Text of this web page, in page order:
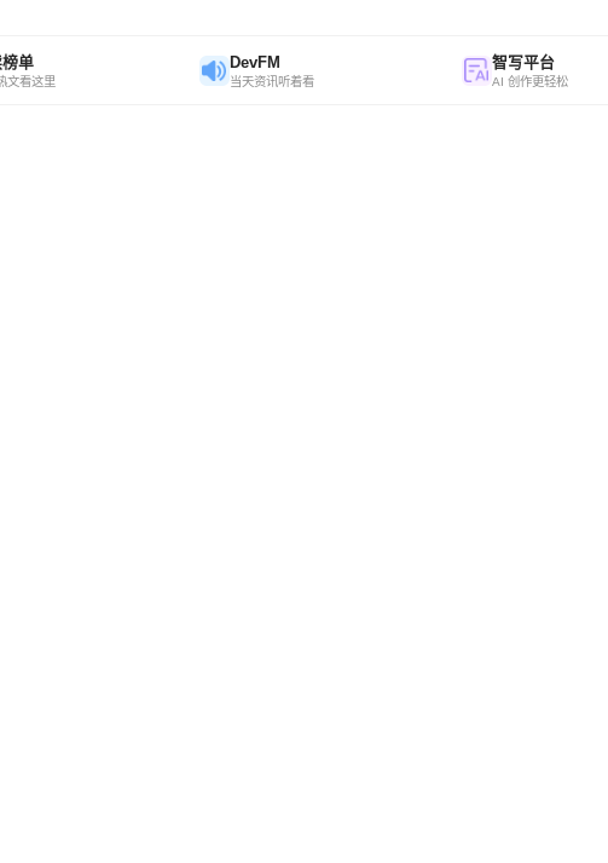
单
文看这里
DevFM
当天资讯听着看
智写平台
AI 创作更轻松